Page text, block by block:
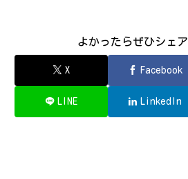
よかったらぜひシェ
X Facebook
LINE LinkedIn